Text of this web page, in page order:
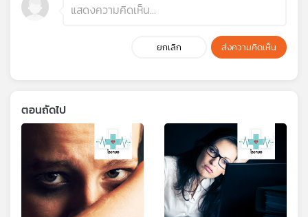
ยกเลิก ส่งความคิดเห็น
ตอนถัดไป